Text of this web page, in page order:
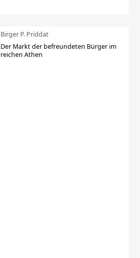
Birger P. Priddat
Der Markt der befreundeten Bürger im
reichen Athen